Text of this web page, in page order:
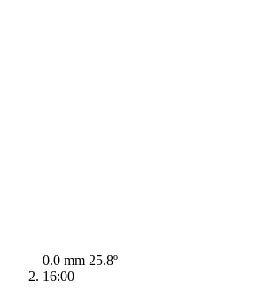
0.0 mm 25.8º
16:00